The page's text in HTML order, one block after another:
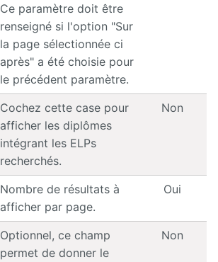
Ce paramètre doit être
renseigné si l'option "Sur
la page sélectionnée ci
après" a été choisie pour
le précédent paramètre.
Cochez cette case pour
afficher les diplômes
intégrant les ELPs
recherchés.
Non
Nombre de résultats à
afficher par page.
Oui
Optionnel, ce champ
permet de donner le
Non